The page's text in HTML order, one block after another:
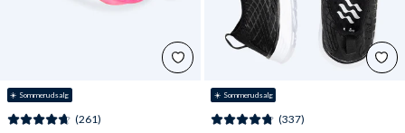
☀️ Sommerudsalg
(261)
☀️ Sommerudsalg
(337)